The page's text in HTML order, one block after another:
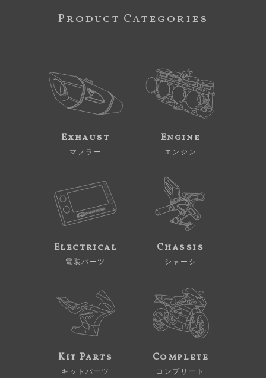
Product Categories
Exhaust
マフラー
Engine
エンジン
Electrical
電装パーツ
Chassis
シャーシ
Kit Parts
キットパーツ
Complete
コンプリート